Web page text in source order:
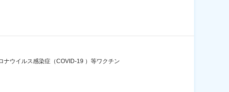
ウイルス感染症（COVID-19 ）等ワクチン